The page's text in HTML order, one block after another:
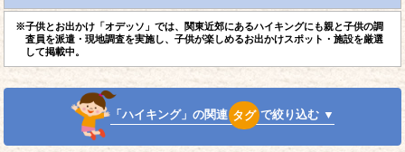
※子供とお出かけ「オデッソ」では、関東近郊にあるハイキングにも親と子供の調
査員を派遣・現地調査を実施し、子供が楽しめるお出かけスポット・施設を厳選
して掲載中。
「ハイキング」の関連 タグ で絞り込む ▼